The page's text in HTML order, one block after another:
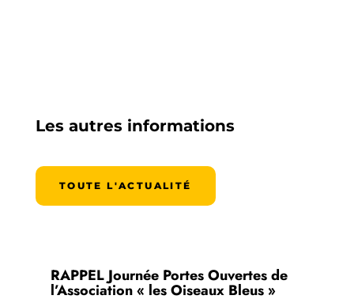
Les autres informations
TOUTE L'ACTUALITÉ
RAPPEL Journée Portes Ouvertes de
l’Association « les Oiseaux Bleus »